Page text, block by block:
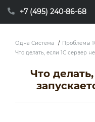
+7 (495) 240-86-68
Одна Система / Проблемы
Что делать, если 1С сервер
Что